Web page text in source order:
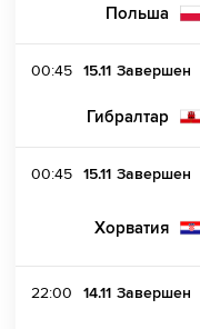
Польша
00:45 15.11 Завершен
Гибралтар
00:45 15.11 Завершен
Хорватия
22:00 14.11 Завершен